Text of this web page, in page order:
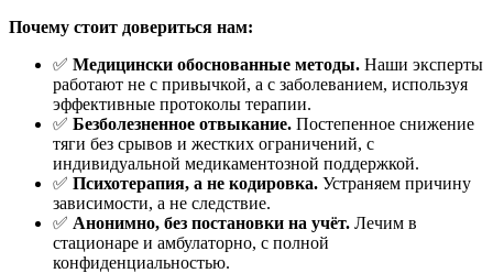
Почему стоит довериться нам:
✅ Медицински обоснованные методы. Наши эксперты
работают не с привычкой, а с заболеванием, используя
эффективные протоколы терапии.
✅ Безболезненное отвыкание. Постепенное снижение
тяги без срывов и жестких ограничений, с
индивидуальной медикаментозной поддержкой.
✅ Психотерапия, а не кодировка. Устраняем причину
зависимости, а не следствие.
✅ Анонимно, без постановки на учёт. Лечим в
стационаре и амбулаторно, с полной
конфиденциальностью.